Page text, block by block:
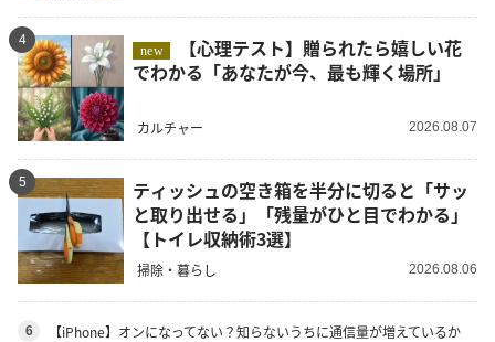
4
new
でわかる「あなたが今、最も輝く場所」
カルチャー 2026.08.07
5
ティッシュの空き箱を半分に切ると「サッ
と取り出せる」「残量がひと目でわかる」
【トイレ収納術3選】
掃除・暮らし 2026.08.06
6
【iPhone】オンになってない？知らないうちに通信量が増えているか